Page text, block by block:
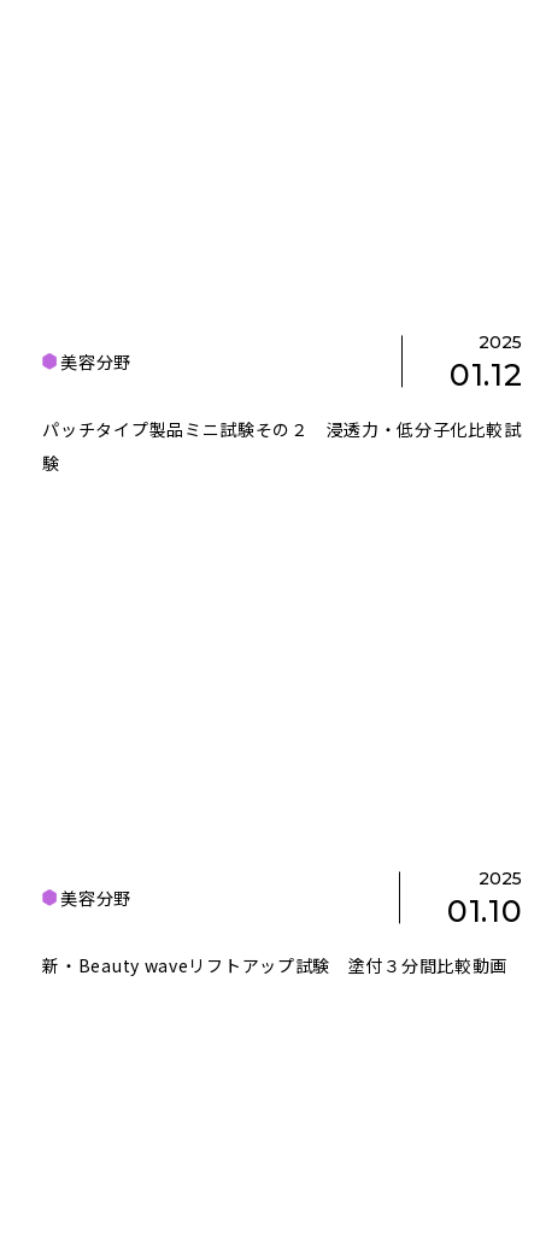
美容分野
2025
01.12
パッチタイプ製品ミニ試験その２ 浸透力・低分子化比較試
験
美容分野
2025
01.10
新・Beauty waveリフトアップ試験 塗付３分間比較動画